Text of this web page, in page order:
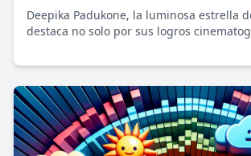
Deepika Padukone, la luminosa estrella
destaca no solo por sus logros
influencia global.